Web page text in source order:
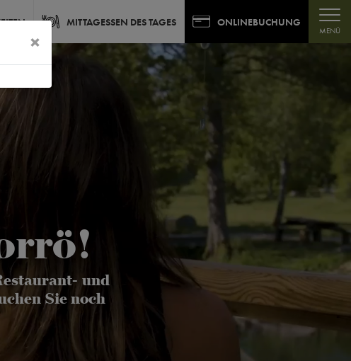
MITTAGESSEN DES TAGES ONLINEBUCHUNG
MENÜ
und
Sie noch
×